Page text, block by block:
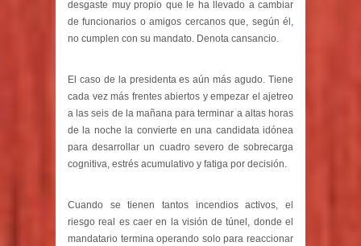
desgaste muy propio que le ha llevado a cambiar
de funcionarios o amigos cercanos que, según él,
no cumplen con su mandato. Denota cansancio.
El caso de la presidenta es aún más agudo. Tiene
cada vez más frentes abiertos y empezar el ajetreo
a las seis de la mañana para terminar a altas horas
de la noche la convierte en una candidata idónea
para desarrollar un cuadro severo de sobrecarga
cognitiva, estrés acumulativo y fatiga por decisión.
Cuando se tienen tantos incendios activos, el
riesgo real es caer en la visión de túnel, donde el
mandatario termina operando solo para reaccionar